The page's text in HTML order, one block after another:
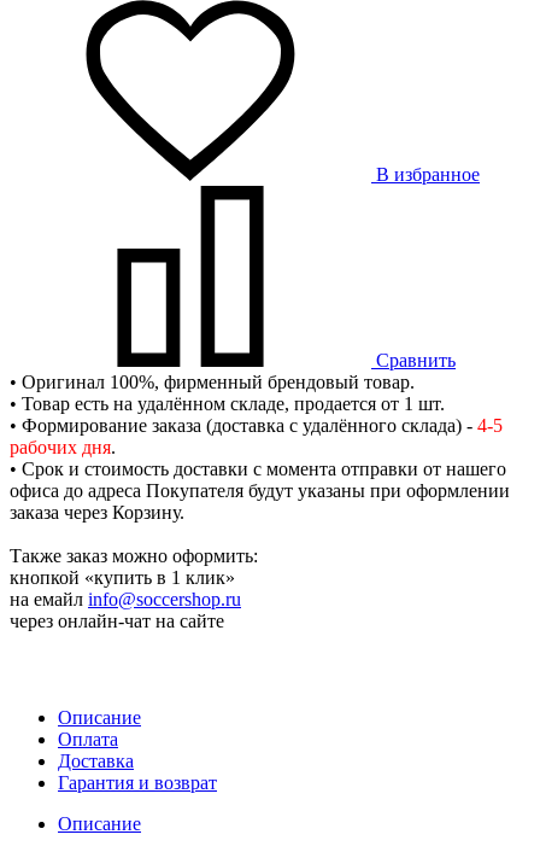
В избранное
Сравнить
• Оригинал 100%, фирменный брендовый товар.
• Товар есть на удалённом складе, продается от 1 шт.
• Формирование заказа (доставка с удалённого склада) - 4-5
рабочих дня.
• Срок и стоимость доставки с момента отправки от нашего
офиса до адреса Покупателя будут указаны при оформлении
заказа через Корзину.
Также заказ можно оформить:
кнопкой «купить в 1 клик»
на емайл info@soccershop.ru
через онлайн-чат на сайте
Описание
Оплата
Доставка
Гарантия и возврат
Описание